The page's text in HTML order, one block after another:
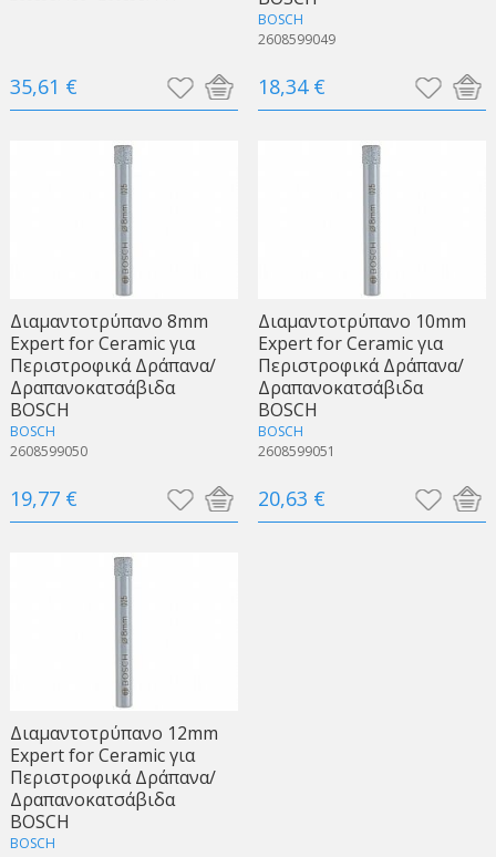
35,61 €
BOSCH
2608599049
18,34 €
Διαμαντοτρύπανο 8mm
Expert for Ceramic για
Περιστροφικά Δράπανα/
Δραπανοκατσάβιδα
BOSCH
BOSCH
2608599050
19,77 €
Διαμαντοτρύπανο 10mm
Expert for Ceramic για
Περιστροφικά Δράπανα/
Δραπανοκατσάβιδα
BOSCH
BOSCH
2608599051
20,63 €
Διαμαντοτρύπανο 12mm
Expert for Ceramic για
Περιστροφικά Δράπανα/
Δραπανοκατσάβιδα
BOSCH
BOSCH